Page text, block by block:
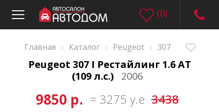
(0)
Главная › Каталог › Peugeot › 307
Peugeot 307 I Рестайлинг 1.6 AT
(109 л.с.)
2006
9850 р. ≈ 3275 у.е 3438